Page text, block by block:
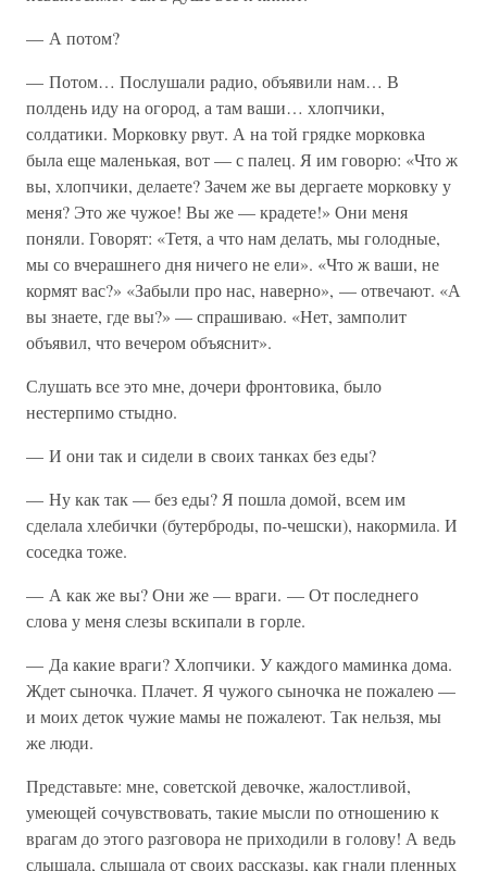
— А потом?
— Потом… Послушали радио, объявили нам… В
полдень иду на огород, а там ваши… хлопчики,
солдатики. Морковку рвут. А на той грядке морковка
была еще маленькая, вот — с палец. Я им говорю: «Что ж
вы, хлопчики, делаете? Зачем же вы дергаете морковку у
меня? Это же чужое! Вы же — крадете!» Они меня
поняли. Говорят: «Тетя, а что нам делать, мы голодные,
мы со вчерашнего дня ничего не ели». «Что ж ваши, не
кормят вас?» «Забыли про нас, наверно», — отвечают. «А
вы знаете, где вы?» — спрашиваю. «Нет, замполит
объявил, что вечером объяснит».
Слушать все это мне, дочери фронтовика, было
нестерпимо стыдно.
— И они так и сидели в своих танках без еды?
— Ну как так — без еды? Я пошла домой, всем им
сделала хлебички (бутерброды, по-чешски), накормила. И
соседка тоже.
— А как же вы? Они же — враги. — От последнего
слова у меня слезы вскипали в горле.
— Да какие враги? Хлопчики. У каждого маминка дома.
Ждет сыночка. Плачет. Я чужого сыночка не пожалею —
и моих деток чужие мамы не пожалеют. Так нельзя, мы
же люди.
Представьте: мне, советской девочке, жалостливой,
умеющей сочувствовать, такие мысли по отношению к
врагам до этого разговора не приходили в голову! А ведь
слышала, слышала от своих рассказы, как гнали пленных